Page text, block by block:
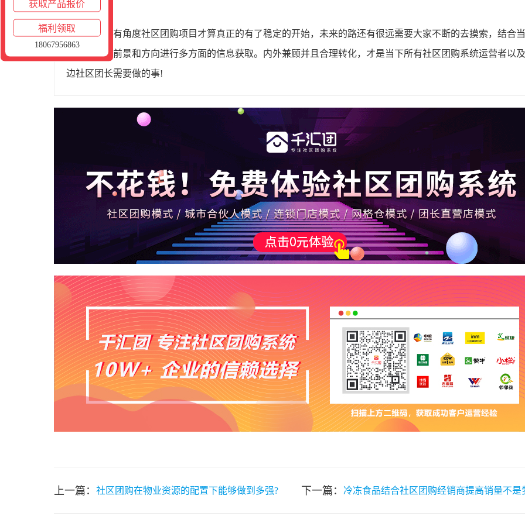
获取产品报价
福利领取
18067956863
择。
兼顾所有角度社区团购项目才算真正的有了稳定的开始，未来的路还有很远需要大家不断的去摸索，结合
行业的发展前景和方向进行多方面的信息获取。内外兼顾并且合理转化，才是当下所有社区团购系统运营者以
边社区团长需要做的事!
上一篇： 社区团购在物业资源的配置下能够做到多强? 下一篇： 冷冻食品结合社区团购经销商提高销量不是